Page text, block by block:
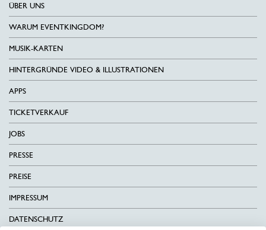
ÜBER UNS
WARUM EVENTKINGDOM?
MUSIK-KARTEN
HINTERGRÜNDE VIDEO & ILLUSTRATIONEN
APPS
TICKETVERKAUF
JOBS
PRESSE
PREISE
IMPRESSUM
DATENSCHUTZ